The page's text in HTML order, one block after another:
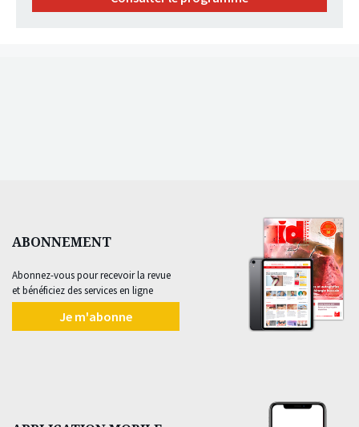
ABONNEMENT
Abonnez-vous pour recevoir la revue
et bénéficiez des services en ligne
Je m'abonne